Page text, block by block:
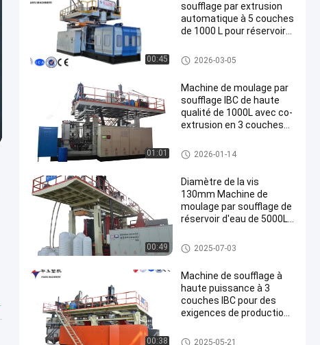
00:45
soufflage par extrusion
automatique à 5 couches
de 1000 L pour réservoirs
Machine de moulage par sou
fflage IBC
2026-03-05
01:01
Machine de moulage par
soufflage IBC de haute
qualité de 1000L avec co-
extrusion en 3 couches
tactile PLC
Machine de moulage par sou
fflage IBC
2026-01-14
00:49
Diamètre de la vis
130mm Machine de
moulage par soufflage de
réservoir d'eau de 5000L
totale de 560kw
Machine de moulage par sou
fflage pour réservoirs d'eau de
2025-07-03
00:38
Machine de soufflage à
haute puissance à 3
couches IBC pour des
exigences de production
maximal de la broche à
Machine de moulage par sou
2025-05-21